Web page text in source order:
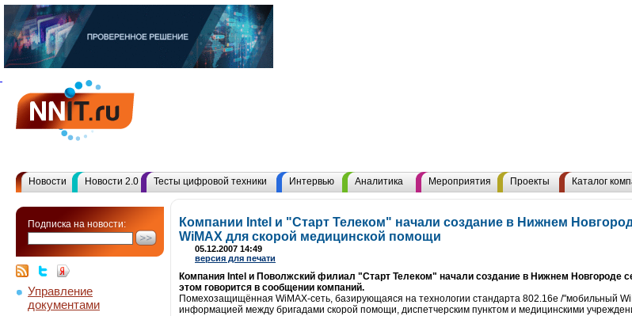
Новости Новости 2.0 Тесты цифровой техники Интервью Аналитика Мероприятия Проекты Каталог
Подписка на новости:
Управление
документами
Компании Intel и "Старт Телеком" начали создание в Нижнем
WiMAX для скорой медицинской помощи
05.12.2007 14:49
версия для печати
Компания Intel и Поволжский филиал "Старт Телеком" начали создание в Нижнем Новгороде
этом говорится в сообщении компаний.
Помехозащищённая WiMAX-сеть, базирующаяся на технологии стандарта 802.16е /"мобильный
информацией между бригадами скорой помощи, диспетчерским пунктом и медицинскими